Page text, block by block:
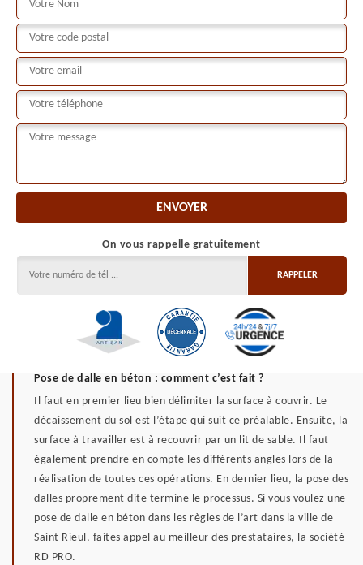
On vous rappelle gratuitement
Pose de dalle en béton : comment c’est fait ?
Il faut en premier lieu bien délimiter la surface à couvrir. Le
décaissement du sol est l’étape qui suit ce préalable. Ensuite, la
surface à travailler est à recouvrir par un lit de sable. Il faut
également prendre en compte les différents angles lors de la
réalisation de toutes ces opérations. En dernier lieu, la pose des
dalles proprement dite termine le processus. Si vous voulez une
pose de dalle en béton dans les règles de l’art dans la ville de
Saint Rieul, faites appel au meilleur des prestataires, la société
RD PRO.